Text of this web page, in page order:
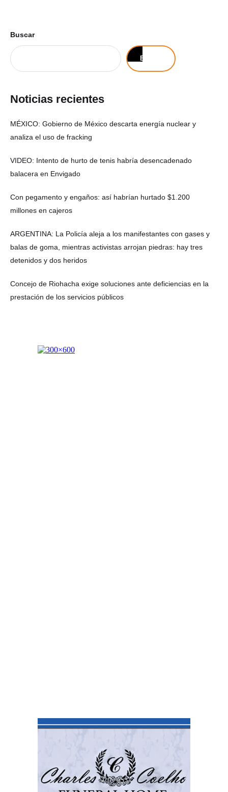
Buscar
Buscar
Noticias recientes
MÉXICO: Gobierno de México descarta energía nuclear y
analiza el uso de fracking
VIDEO: Intento de hurto de tenis habría desencadenado
balacera en Envigado
Con pegamento y engaños: así habrían hurtado $1.200
millones en cajeros
ARGENTINA: La Policía aleja a los manifestantes con gases y
balas de goma, mientras activistas arrojan piedras: hay tres
detenidos y dos heridos
Concejo de Riohacha exige soluciones ante deficiencias en la
prestación de los servicios públicos